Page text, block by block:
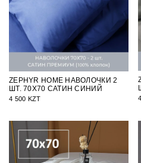
ZEPHYR HOME НАВОЛОЧКИ 2
ШТ. 70Х70 САТИН СИНИЙ
4 500 KZT